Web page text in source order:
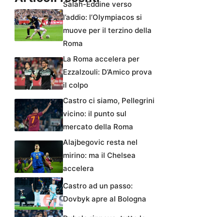
Salah-Eddine verso
l’addio: l’Olympiacos si
muove per il terzino della
Roma
La Roma accelera per
Ezzalzouli: D’Amico prova
il colpo
Castro ci siamo, Pellegrini
vicino: il punto sul
mercato della Roma
Alajbegovic resta nel
mirino: ma il Chelsea
accelera
Castro ad un passo:
Dovbyk apre al Bologna